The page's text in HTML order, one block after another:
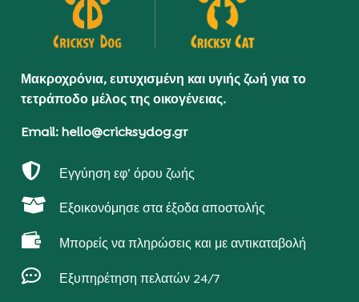
Μακροχρόνια, ευτυχισμένη και υγιής ζωή για το
τετράποδο μέλος της οικογένειας.
Email: hello@cricksydog.gr
 Εγγύηση εφ’ όρου ζωής
 Εξοικονόμησε στα έξοδα αποστολής
 Μπορείς να πληρώσεις και με αντικαταβολή
 Εξυπηρέτηση πελατών 24/7